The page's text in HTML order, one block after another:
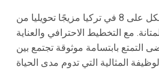
تقدم زراعة الأسنان الكل على 8 في تركيا مزيجًا تحويليا من
مع التخطيط الاحترافي والعناية
التمتع بابتسامة موثوقة تجتمع بين